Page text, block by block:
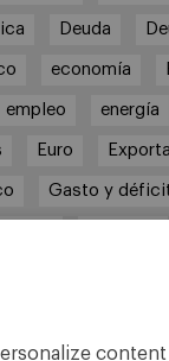
content
Deuda
economía
empleo energía
Euro
Gasto y
UE Unión